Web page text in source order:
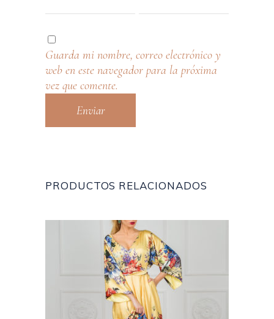
Guarda mi nombre, correo electrónico y
web en este navegador para la próxima
vez que comente.
PRODUCTOS RELACIONADOS